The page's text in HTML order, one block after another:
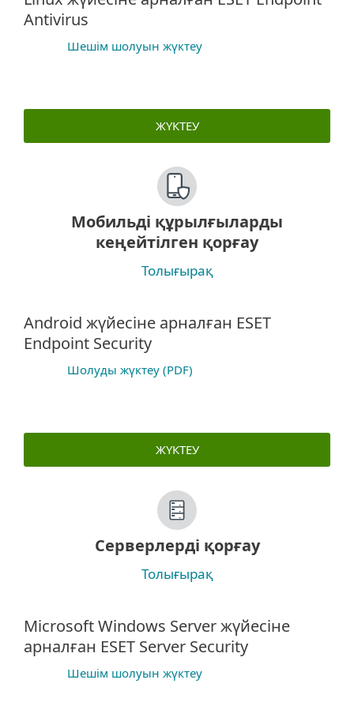
Antivirus
Шешім шолуын жүктеу
ЖҮКТЕУ
Мобильді құрылғыларды
кеңейтілген қорғау
Толығырақ
Android жүйесіне арналған ESET
Endpoint Security
Шолуды жүктеу (PDF)
ЖҮКТЕУ
Серверлерді қорғау
Толығырақ
Microsoft Windows Server жүйесіне
арналған ESET Server Security
Шешім шолуын жүктеу